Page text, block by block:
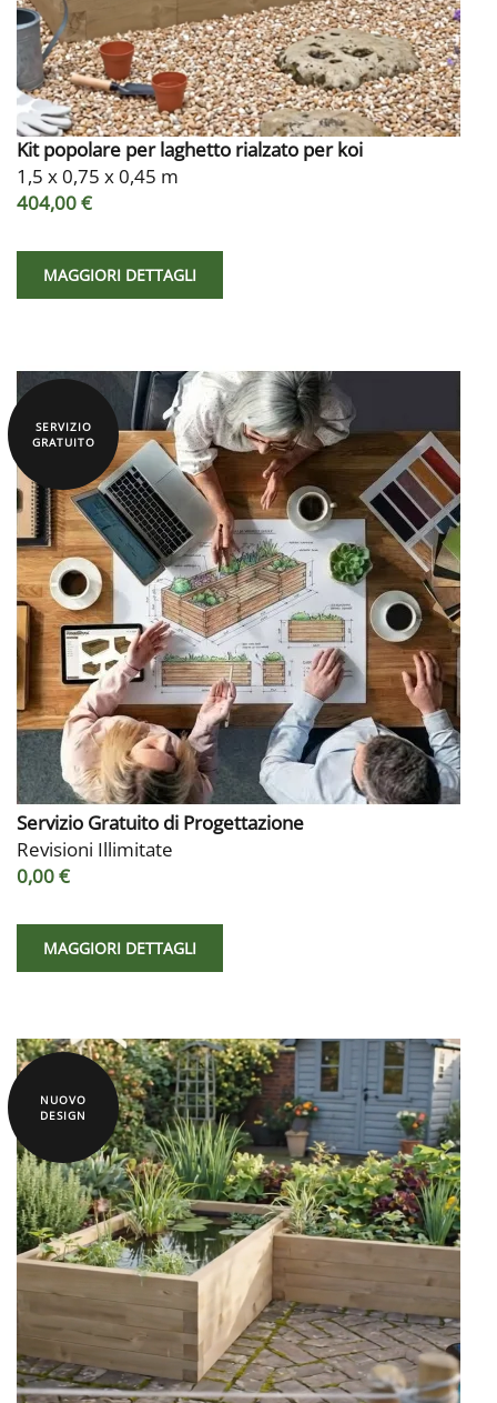
Kit popolare per laghetto rialzato per koi
1,5 x 0,75 x 0,45 m
404,00 €
MAGGIORI DETTAGLI
SERVIZIO
GRATUITO
Servizio Gratuito di Progettazione
Revisioni Illimitate
0,00 €
MAGGIORI DETTAGLI
NUOVO
DESIGN